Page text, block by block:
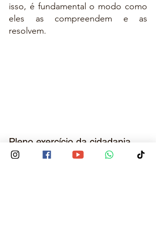
isso, é fundamental o modo como
eles as compreendem e as
resolvem.
Pleno exercício da cidadania
Este predicado da noção de